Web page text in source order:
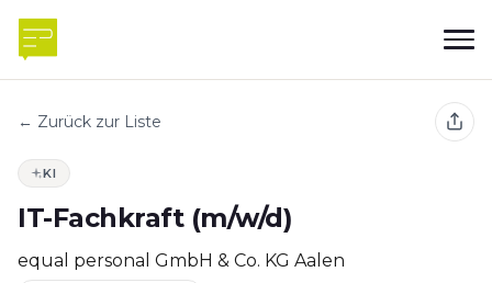
← Zurück zur Liste
KI
IT-Fachkraft (m/w/d)
equal personal GmbH & Co. KG Aalen